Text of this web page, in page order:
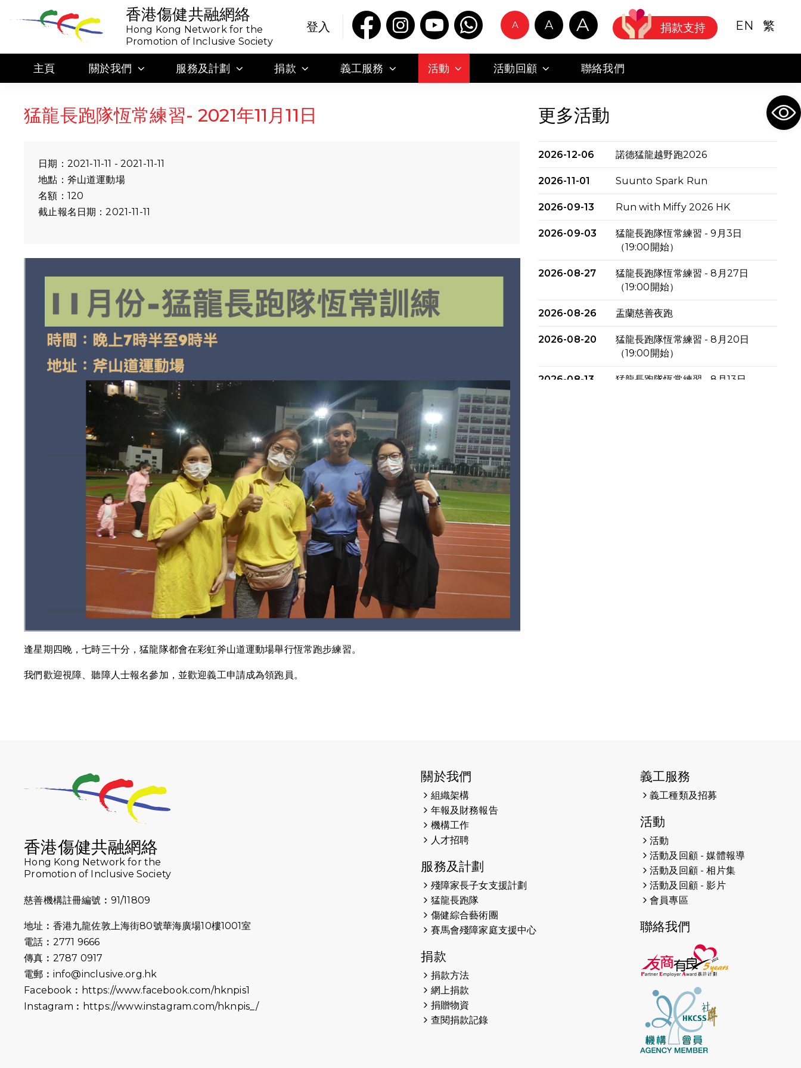
香港傷健共融網絡
Hong Kong Network for the
Promotion of Inclusive Society
登入 A A A 捐款支持 EN 繁
主頁 關於我們 服務及計劃 捐款 義工服務 活動 活動回顧 聯絡我們
猛龍長跑隊恆常練習- 2021年11月11日
日期：2021-11-11 - 2021-11-11
地點：斧山道運動場
名額：120
截止報名日期：2021-11-11
逢星期四晚，七時三十分，猛龍隊都會在彩虹斧山道運動場舉行恆常跑步練習。
我們歡迎視障、聽障人士報名參加，並歡迎義工申請成為領跑員。
更多活動
2026-12-06 諾德猛龍越野跑2026
2026-11-01 Suunto Spark Run
2026-09-13 Run with Miffy 2026 HK
2026-09-03
猛龍長跑隊恆常練習 - 9月3日
（19:00開始）
2026-08-27
猛龍長跑隊恆常練習 - 8月27日
（19:00開始）
2026-08-26 盂蘭慈善夜跑
2026-08-20
猛龍長跑隊恆常練習 - 8月20日
（19:00開始）
2026-08-13
猛龍長跑隊恆常練習 - 8月13日
（19:00開始）打風取消
（19:00開始）
猛龍長跑隊恆常練習 - 6月4日
（19:00開始）
猛龍長跑隊恆常練習 - 5月28日
（19:00開始）
猛龍戈壁慈善行 2026
猛龍長跑隊恆常練習 - 5月21日
（19:00開始）
猛龍長跑隊恆常練習 - 5月14日
（19:00開始）
猛龍長跑隊恆常練習 - 5月7日
（19:00開始）
香港傷健共融網絡
Hong Kong Network for the
Promotion of Inclusive Society
慈善機構註冊編號︰91/11809
地址︰香港九龍佐敦上海街80號華海廣場10樓1001室
電話︰2771 9666
傳真︰2787 0917
電郵︰ info@inclusive.org.hk
Facebook︰ https://www.facebook.com/hknpis1
Instagram︰ https://www.instagram.com/hknpis_/
關於我們
組織架構
年報及財務報告
機構工作
人才招聘
服務及計劃
殘障家長子女支援計劃
猛龍長跑隊
傷健綜合藝術團
賽馬會殘障家庭支援中心
捐款
捐款方法
網上捐款
捐贈物資
查閱捐款記錄
義工服務
義工種類及招募
活動
活動
活動及回顧 - 媒體報導
活動及回顧 - 相片集
活動及回顧 - 影片
會員專區
聯絡我們